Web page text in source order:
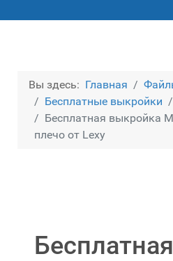
Вы здесь: Главная
Бесплатные выкройки
Бесплатная выкройка
плечо от Lexy
Бесплатная